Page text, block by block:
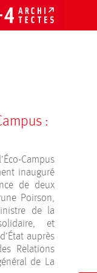
:
Campus
inauguré
de deux
Poirson,
de la
et
auprès
Relations
de La